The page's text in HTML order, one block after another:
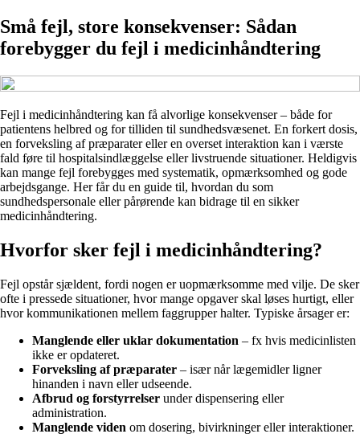
Små fejl, store konsekvenser: Sådan
forebygger du fejl i medicinhåndtering
Fejl i medicinhåndtering kan få alvorlige konsekvenser – både for
patientens helbred og for tilliden til sundhedsvæsenet. En forkert dosis,
en forveksling af præparater eller en overset interaktion kan i værste
fald føre til hospitalsindlæggelse eller livstruende situationer. Heldigvis
kan mange fejl forebygges med systematik, opmærksomhed og gode
arbejdsgange. Her får du en guide til, hvordan du som
sundhedspersonale eller pårørende kan bidrage til en sikker
medicinhåndtering.
Hvorfor sker fejl i medicinhåndtering?
Fejl opstår sjældent, fordi nogen er uopmærksomme med vilje. De sker
ofte i pressede situationer, hvor mange opgaver skal løses hurtigt, eller
hvor kommunikationen mellem faggrupper halter. Typiske årsager er:
Manglende eller uklar dokumentation – fx hvis medicinlisten
ikke er opdateret.
Forveksling af præparater – især når lægemidler ligner
hinanden i navn eller udseende.
Afbrud og forstyrrelser under dispensering eller
administration.
Manglende viden om dosering, bivirkninger eller interaktioner.